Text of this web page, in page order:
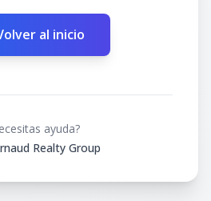
al inicio
ayuda?
Realty Group